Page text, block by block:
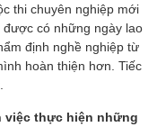
thi chuyên nghiệp mới
có những ngày lao
định nghề nghiệp từ
hoàn thiện hơn. Tiếc
việc thực hiện những